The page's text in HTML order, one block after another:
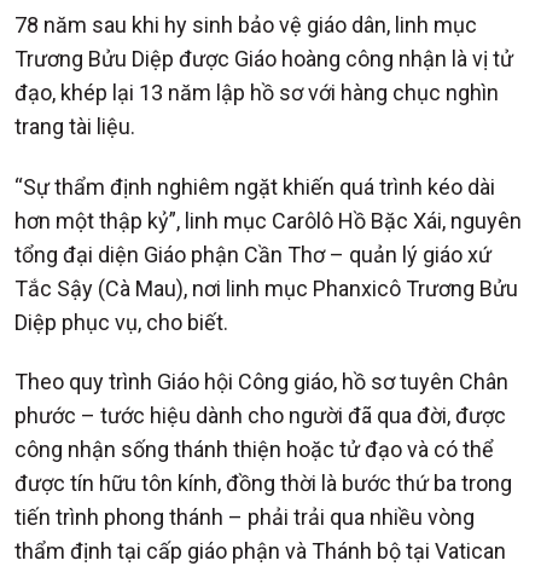
78 năm sau khi hy sinh bảo vệ giáo dân, linh mục
Trương Bửu Diệp được Giáo hoàng công nhận là vị tử
đạo, khép lại 13 năm lập hồ sơ với hàng chục nghìn
trang tài liệu.
“Sự thẩm định nghiêm ngặt khiến quá trình kéo dài
hơn một thập kỷ”, linh mục Carôlô Hồ Bặc Xái, nguyên
tổng đại diện Giáo phận Cần Thơ – quản lý giáo xứ
Tắc Sậy (Cà Mau), nơi linh mục Phanxicô Trương Bửu
Diệp phục vụ, cho biết.
Theo quy trình Giáo hội Công giáo, hồ sơ tuyên Chân
phước – tước hiệu dành cho người đã qua đời, được
công nhận sống thánh thiện hoặc tử đạo và có thể
được tín hữu tôn kính, đồng thời là bước thứ ba trong
tiến trình phong thánh – phải trải qua nhiều vòng
thẩm định tại cấp giáo phận và Thánh bộ tại Vatican